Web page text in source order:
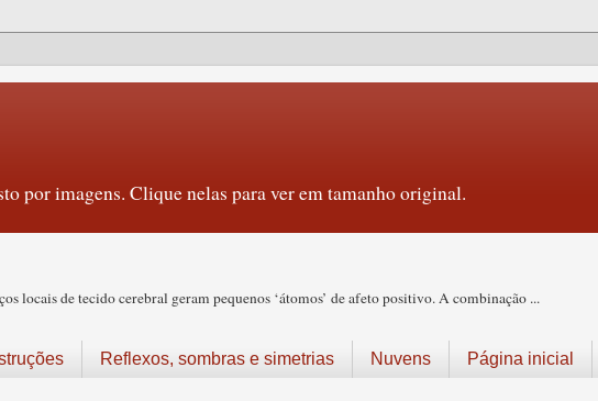
por imagens. Clique nelas para ver em tamanho original.
locais de tecido cerebral geram pequenos ‘átomos’ de afeto positivo. A combinação ...
Reflexos, sombras e simetrias Nuvens Página inicial